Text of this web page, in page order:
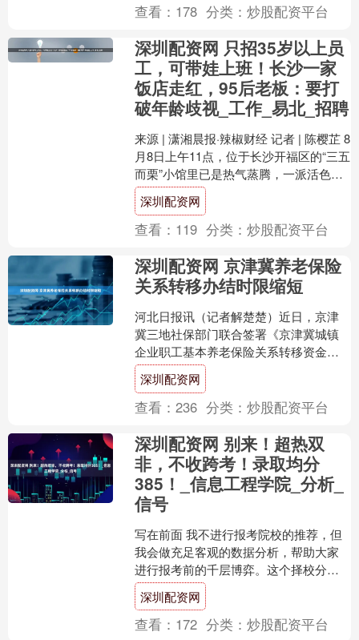
查看： 178 分类：炒股配资平台
深圳配资网 只招35岁以上员
工，可带娃上班！长沙一家
饭店走红，95后老板：要打
破年龄歧视_工作_易北_招聘
来源 | 潇湘晨报·辣椒财经 记者 | 陈樱芷 8
月8日上午11点，位于长沙开福区的“三五
而栗”小馆里已是热气蒸腾，一派活色生
香的忙碌景象，订单打印机“嘎吱嘎吱....
深圳配资网
查看： 119 分类：炒股配资平台
深圳配资网 京津冀养老保险
关系转移办结时限缩短
河北日报讯（记者解楚楚）近日，京津
冀三地社保部门联合签署《京津冀城镇
企业职工基本养老保险关系转移资金定
期清算合作协议》，明确自8月1日起，
正式实施京津冀城镇企业....
深圳配资网
查看：236 分类：炒股配资平台
深圳配资网 别来！超热双
非，不收跨考！录取均分
385！_信息工程学院_分析_
信号
写在前面 我不进行报考院校的推荐，但
我会做充足客观的数据分析，帮助大家
进行报考前的千层博弈。这个择校分析
专题会为大家结合：初试复试占比、复
试录取规则（是否公平）....
深圳配资网
查看： 172 分类：炒股配资平台